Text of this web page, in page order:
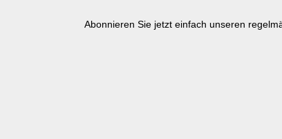
Abonnieren Sie jetzt einfach unseren